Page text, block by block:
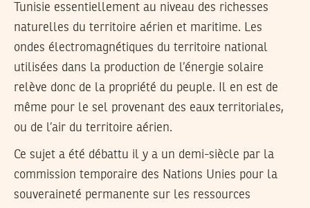
Tunisie essentiellement au niveau des richesses
naturelles du territoire aérien et maritime. Les
ondes électromagnétiques du territoire national
utilisées dans la production de l’énergie solaire
relève donc de la propriété du peuple. Il en est de
même pour le sel provenant des eaux territoriales,
ou de l’air du territoire aérien.
Ce sujet a été débattu il y a un demi-siècle par la
commission temporaire des Nations Unies pour la
souveraineté permanente sur les ressources